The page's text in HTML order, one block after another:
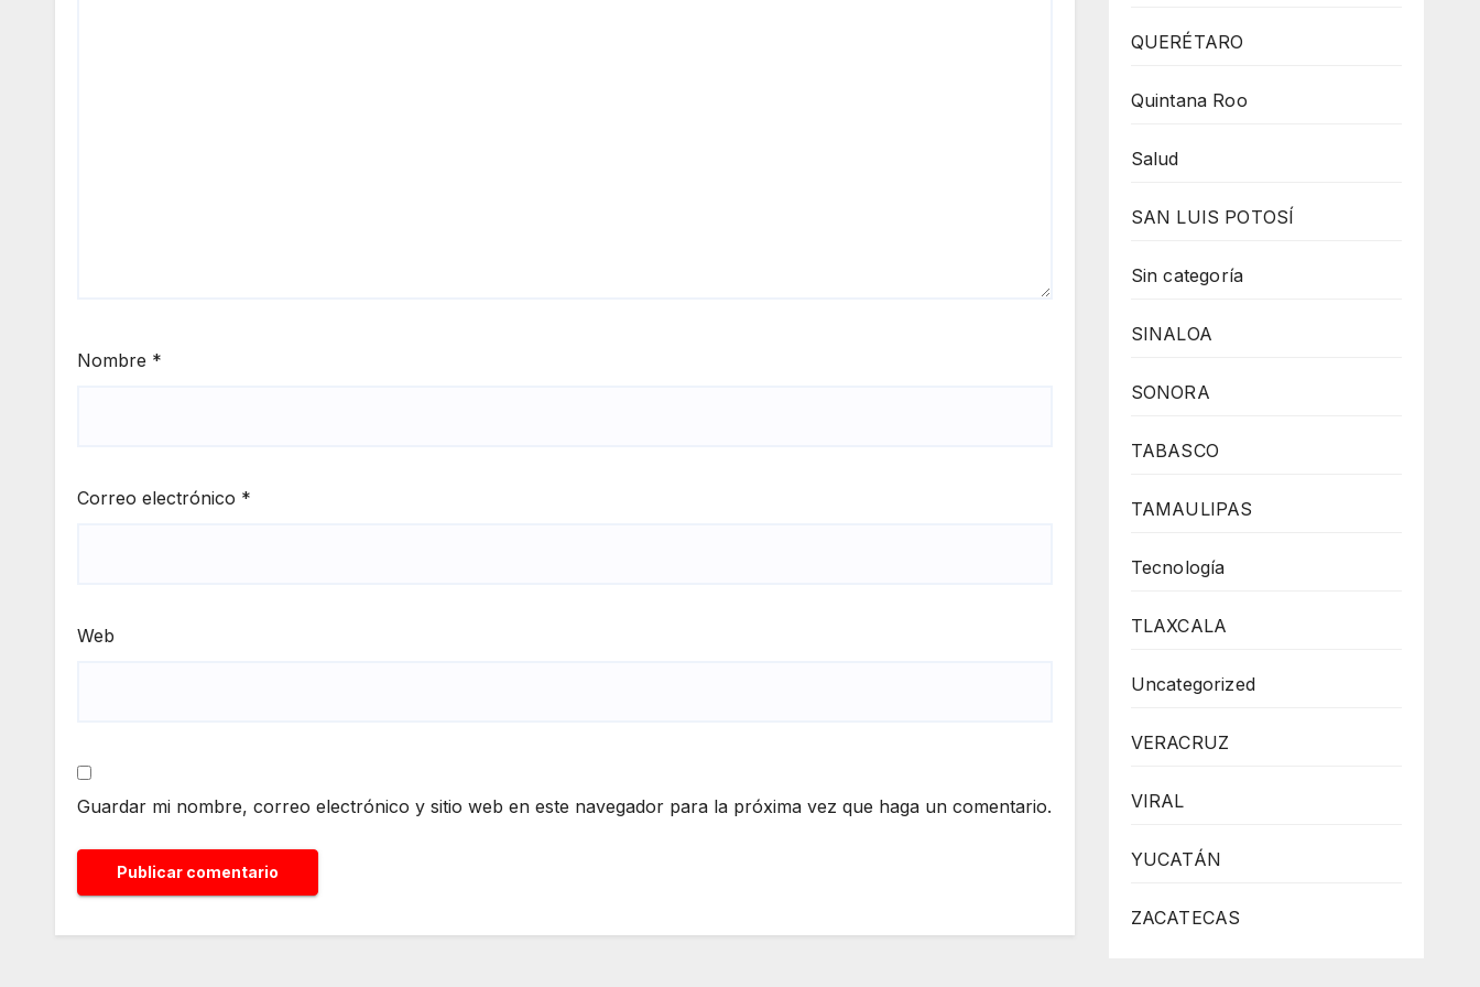
Nombre *
Correo electrónico *
Web
Guardar mi nombre, correo electrónico y sitio web en este navegador para la próxima vez que haga un comentario.
QUERÉTARO
Quintana Roo
Salud
SAN LUIS POTOSÍ
Sin categoría
SINALOA
SONORA
TABASCO
TAMAULIPAS
Tecnología
TLAXCALA
Uncategorized
VERACRUZ
VIRAL
YUCATÁN
ZACATECAS